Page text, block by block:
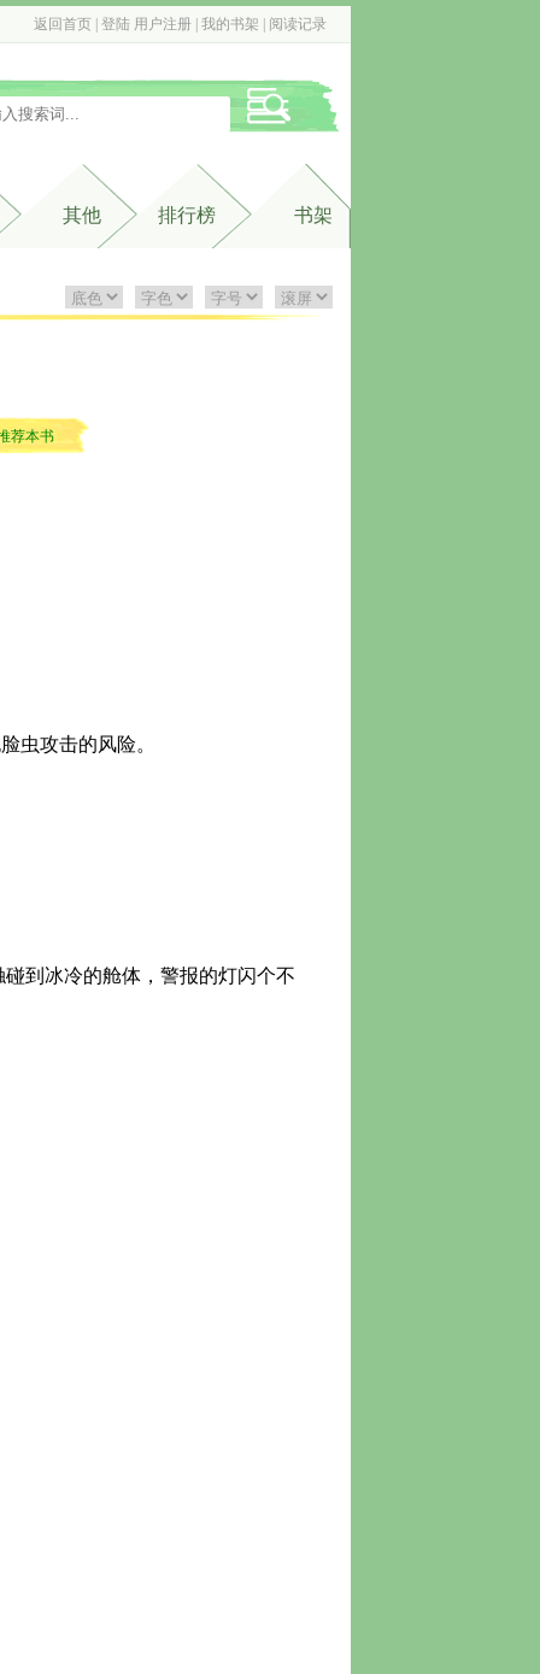
返回首页 登陆 用户注册 我的书架 阅读记录
其他 排行榜 书架
荐本书
虫攻击的风险。
到冰冷的舱体，警报的灯闪个不